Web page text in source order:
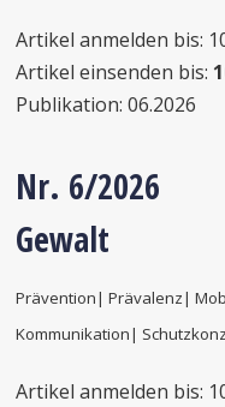
Artikel anmelden bis:
Artikel einsenden bis:
Publikation: 06.2026
Nr. 6/2026
Gewalt
Prävention| Prävalenz|
Kommunikation|
Artikel anmelden bis: